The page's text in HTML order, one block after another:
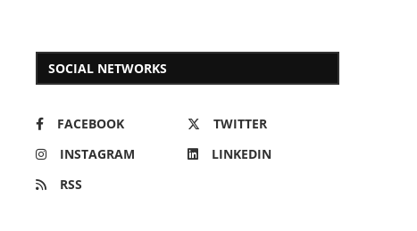
SOCIAL NETWORKS
FACEBOOK
TWITTER
INSTAGRAM
LINKEDIN
RSS